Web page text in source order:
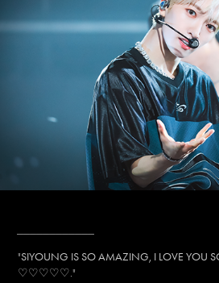
"SIYOUNG IS SO AMAZING, I LOVE YOU
♡♡♡♡♡​​​​​​​."